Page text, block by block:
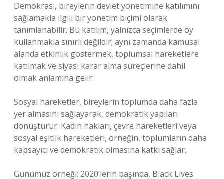
Demokrasi, bireylerin devlet yönetimine katılımını
sağlamakla ilgili bir yönetim biçimi olarak
tanımlanabilir. Bu katılım, yalnızca seçimlerde oy
kullanmakla sınırlı değildir; aynı zamanda kamusal
alanda etkinlik göstermek, toplumsal hareketlere
katılmak ve siyasi karar alma süreçlerine dahil
olmak anlamına gelir.
Sosyal hareketler, bireylerin toplumda daha fazla
yer almasını sağlayarak, demokratik yapıları
dönüştürür. Kadın hakları, çevre hareketleri veya
sosyal eşitlik hareketleri, örneğin, toplumların daha
kapsayıcı ve demokratik olmasına katkı sağlar.
Günümüz örneği: 2020’lerin başında, Black Lives